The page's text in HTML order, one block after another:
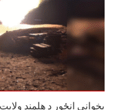
پخوانی انځور د هلمند